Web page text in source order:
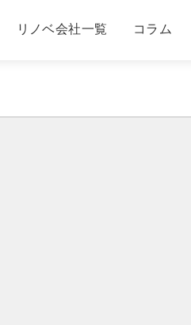
リノベ会社一覧 コラム